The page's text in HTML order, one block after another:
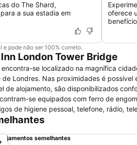
do The Shard,
a sua estadia em
oferece
e pode não ser 100% correto.
London Tower Bridge
se localizado na magnífica
Londres. Nas proximidades é
de alojamento, são disponibilizados
se equipados com ferro de
de higiene pessoal, telefone, rádio,
disponibiliza diversos serviços
internet diponível nos
semelhantes